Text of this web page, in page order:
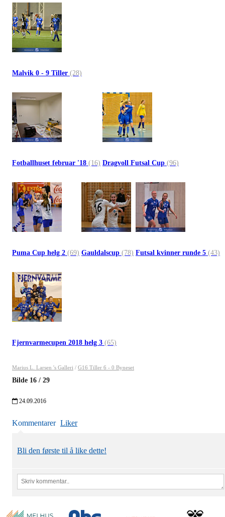
Malvik 0 - 9 Tiller (28)
Fotballhuset februar '18 (16) Dragvoll Futsal Cup (96)
Puma Cup helg 2 (69) Gauldalscup (78) Futsal kvinner runde 5 (43)
Fjernvarmecupen 2018 helg 3 (65)
Marius L. Larsen 's Galleri / G16 Tiller 6 - 0 Byneset
Bilde 16 / 29
24.09.2016
Kommentarer Liker
Bli den første til å like dette!